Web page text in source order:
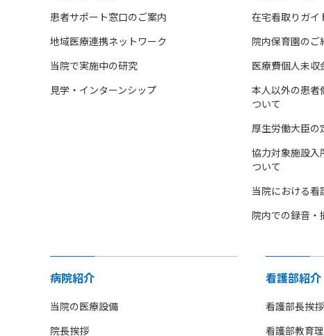
患者サポート窓口のご案内
地域医療連携ネットワーク
当院で実施中の研究
見学・インターンシップ
在宅看取りガイ
院内保育園のご
医療費個人未収
本人以外の患者
ついて
厚生労働大臣の
協力対象施設入
ついて
当院における看
院内での録音・
病院紹介
当院の医療設備
院長挨拶
看護部紹介
看護部長挨拶
看護部教育